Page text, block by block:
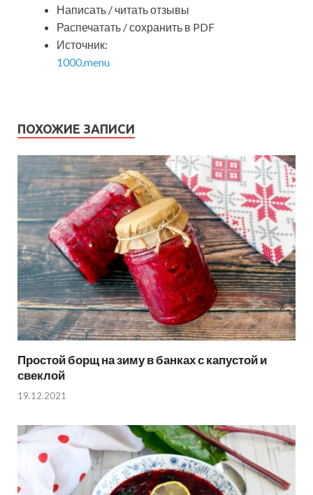
Написать / читать отзывы
Распечатать / сохранить в PDF
Источник:
1000.menu
ПОХОЖИЕ ЗАПИСИ
Простой борщ на зиму в банках с капустой и
свеклой
19.12.2021